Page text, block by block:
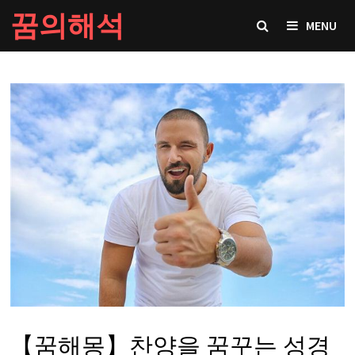
Skip
to
content
꿈의해석 MENU
【꿈해몽】찬양을 꿈꾸는 성경